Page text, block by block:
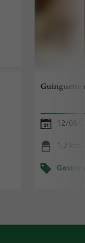
Guinguette
12/08/
1,2 km